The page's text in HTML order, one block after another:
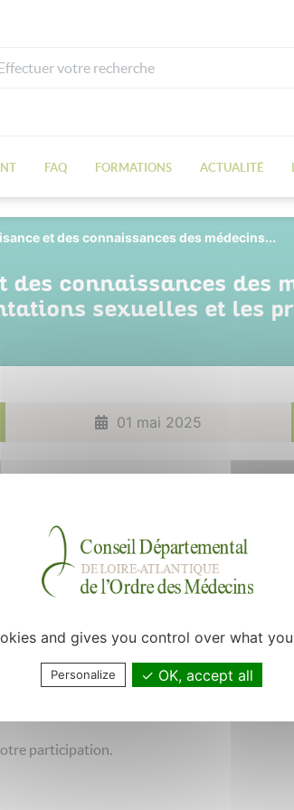
FAQ FORMATIONS ACTUALITÉ
et des connaissances des médecins...
des connaissances des
sexuelles et les
01 mai 2025
et nous vous sollicitons dans le cadre
types d’orientations sexuelles et les
générale, médecins remplaçants et
stricte de l'étude. Vous trouverez à la
par le Comité d’éthique du Centre
les résultats de l'étude vous
participation.
and gives you control over what
Personalize OK, accept all